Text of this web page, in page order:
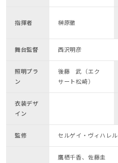
指揮者 榊原徹
舞台監督 西沢明彦
照明プラ
ン
後藤 武（エク
サート松崎）
衣装デザ
イン
監修 セルゲイ・ヴィハレル
鷹栖千香、佐藤圭